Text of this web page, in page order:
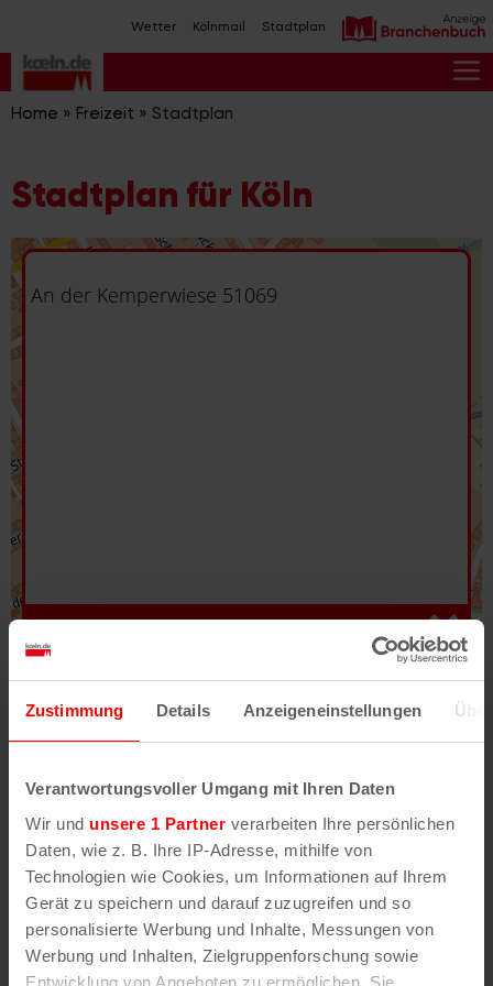
Zustimmung Details Anzeigeneinstellungen
Verantwortungsvoller Umgang mit Ihren Daten
Wir und unsere 1 Partner verarbeiten Ihre persönlichen
Daten, wie z. B. Ihre IP-Adresse, mithilfe von
Technologien wie Cookies, um Informationen auf Ihrem
Gerät zu speichern und darauf zuzugreifen und so
personalisierte Werbung und Inhalte, Messungen von
Werbung und Inhalten, Zielgruppenforschung sowie
Entwicklung von Angeboten zu ermöglichen. Sie
Inhalt
springen
Wetter Kölnmail Stadtplan
Home » Freizeit » Stadtplan
Stadtplan für Köln
Fehler/Problem melden
Darstellung des RVR-Kartenwerks
Stadtplanwerk
erhältst Du unsere koeln.de-Karte mit vielen
weiteren Details wie z.B. Hausnummern.
Unser Stadtplan basiert auf Daten des
OpenStreetMap
-Projekts (
© OpenStreetMap
Mitwirkende
) und von OpenCycleMap.org